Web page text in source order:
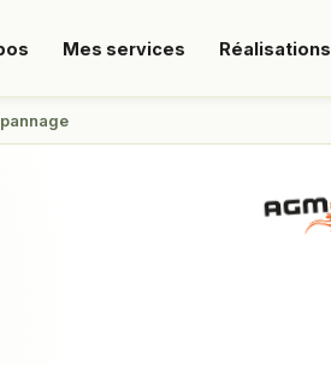
Mes services Réalisations